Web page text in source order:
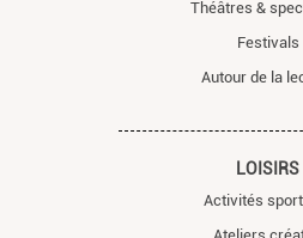
Théâtres &
Festivals
Autour de la
LOISIRS
Activités